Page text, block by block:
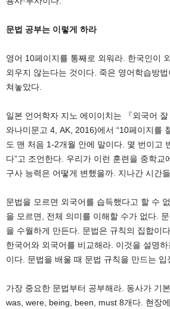
문법 공부는 이렇게 하라
영어 10페이지를 통째로 외워라. 한국인이
외우지 않는다는 것이다. 죽은 영어학습방
쳐놓았다.
일본 언어학자 지노 에이이치는 『외국어
와나미문고 4, AK, 2016)에서 “10페이지를
도 맨 처음 1-2개월 안에 말이다. 몇 번이고
다”고 조언한다. 우리가 이런 훈련을 중학교
구사 능력은 어떻게 변했을까. 지나간 시간
문법을 모르면 외국어를 습득했다고 할 수
을 모르면, 전체 의미를 이해할 수가 없다.
을 수월하게 만든다. 문법은 규칙의 집합이
한국어와 외국어를 비교해라. 이것을 설명
이다. 문법을 배울 때 문법 규칙을 만드는 입
가장 중요한 문법부터 공부해라. 동사가 기
was, were, being, been, must 8개다. 현장